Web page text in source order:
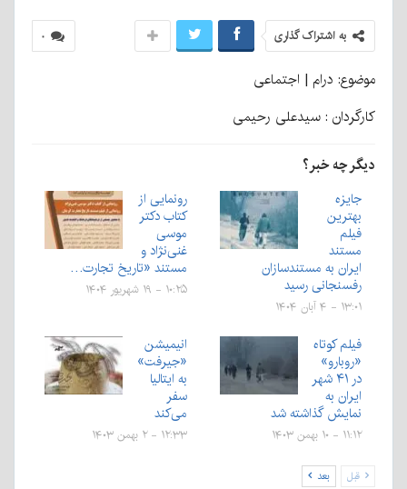
۰ به اشتراک گذاری
موضوع: درام | اجتماعی
کارگردان : سیدعلی رحیمی
دیگر چه خبر؟
جایزه
بهترین
فیلم
مستند
ایران به مستندسازان
رفسنجانی رسید
۱۳:۰۱ - ۴ آبان ۱۴۰۴
رونمایی از
کتاب دکتر
موسی
غنی‌نژاد و
مستند «تاریخ تجارت…
۱۰:۲۵ - ۱۹ شهریور ۱۴۰۴
فیلم کوتاه
«روبارو»
در ۴۱ شهر
ایران به
نمایش گذاشته شد
۱۱:۱۲ - ۱۰ بهمن ۱۴۰۳
انیمیشن
«جیرفت»
به ایتالیا
سفر
می‌کند
۱۲:۳۳ - ۲ بهمن ۱۴۰۳
قبل بعد